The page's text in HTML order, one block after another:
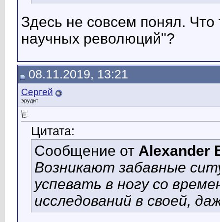
Здесь не совсем понял. Что
научных революций"?
08.11.2019, 13:21
Сергей
эрудит
Цитата:
Сообщение от Alexander
Возникают забавные
успевать в ногу со
исследований в своей,